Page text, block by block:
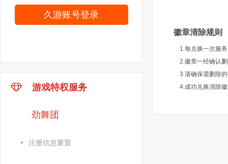
久游账号登录
游戏特权服务
劲舞团
注册信息重置
徽章清除规则
1.每兑换一次服
2.徽章一经确认
3.请确保需删除
4.成功兑换清除